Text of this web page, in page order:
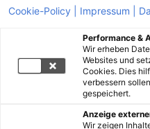
Cookie-Policy | Impressum |
Performance &
Wir erheben
Websites und
Cookies. Dies
verbessern
gespeichert.
Anzeige
Wir zeigen